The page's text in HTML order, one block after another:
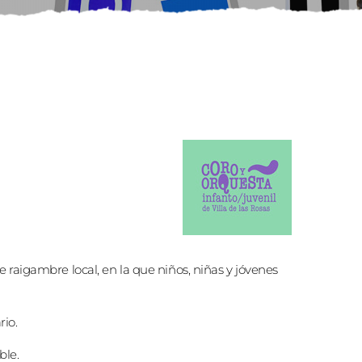
local, en la que niños, niñas y jóvenes